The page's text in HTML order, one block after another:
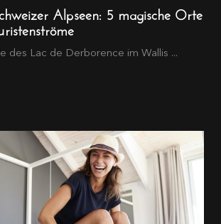
Alpseen: 5 magische Orte
des Lac de Derborence im Wallis ...